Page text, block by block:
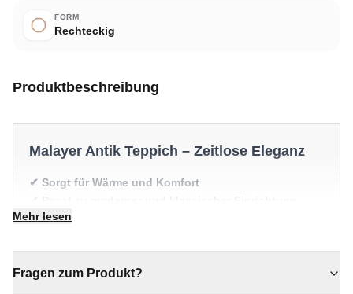
FORM
Rechteckig
Produktbeschreibung
Malayer Antik Teppich – Zeitlose Eleganz
✔ Sorgt für Wärme und Komfort
✔ Zeitloses Design für jeden Raum
✔ Verleiht jedem Raum gemütliche Eleganz
Mehr lesen
Fragen zum Produkt?